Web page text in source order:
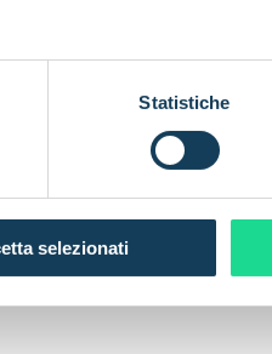
Statistiche
selezionati
massima